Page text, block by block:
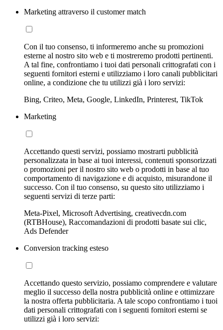
Marketing attraverso il customer match
Con il tuo consenso, ti informeremo anche su promozioni
esterne al nostro sito web e ti mostreremo prodotti pertinenti.
A tal fine, confrontiamo i tuoi dati personali crittografati con i
seguenti fornitori esterni e utilizziamo i loro canali pubblicitari
online, a condizione che tu utilizzi già i loro servizi:
Bing, Criteo, Meta, Google, LinkedIn, Printerest, TikTok
Marketing
Accettando questi servizi, possiamo mostrarti pubblicità
personalizzata in base ai tuoi interessi, contenuti sponsorizzati
o promozioni per il nostro sito web o prodotti in base al tuo
comportamento di navigazione e di acquisto, misurandone il
successo. Con il tuo consenso, su questo sito utilizziamo i
seguenti servizi di terze parti:
Meta-Pixel, Microsoft Advertising, creativecdn.com
(RTBHouse), Raccomandazioni di prodotti basate sui clic,
Ads Defender
Conversion tracking esteso
Accettando questo servizio, possiamo comprendere e valutare
meglio il successo della nostra pubblicità online e ottimizzare
la nostra offerta pubblicitaria. A tale scopo confrontiamo i tuoi
dati personali crittografati con i seguenti fornitori esterni se
utilizzi già i loro servizi: